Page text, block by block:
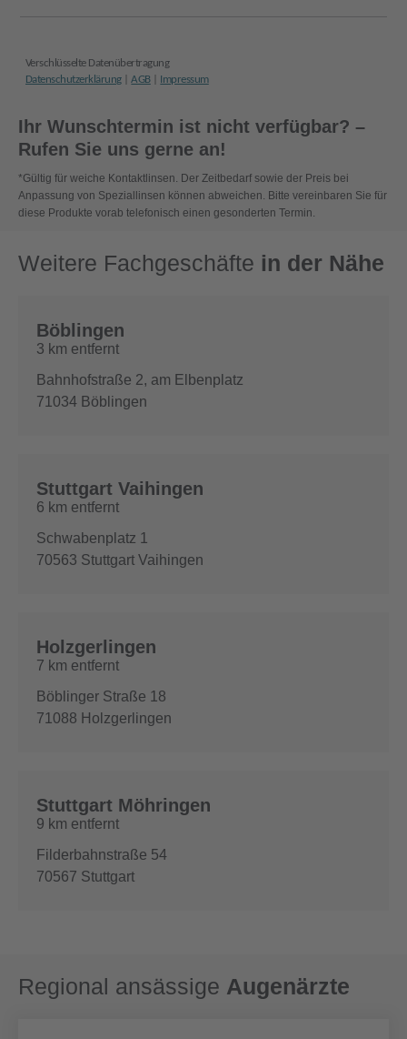
Ihr Wunschtermin ist nicht verfügbar? –
Rufen Sie uns gerne an!
*Gültig für weiche Kontaktlinsen. Der Zeitbedarf sowie der Preis bei
Anpassung von Speziallinsen können abweichen. Bitte vereinbaren Sie für
diese Produkte vorab telefonisch einen gesonderten Termin.
Weitere Fachgeschäfte in der Nähe
Böblingen
3 km entfernt
Bahnhofstraße 2, am Elbenplatz
71034 Böblingen
Stuttgart Vaihingen
6 km entfernt
Schwabenplatz 1
70563 Stuttgart Vaihingen
Holzgerlingen
7 km entfernt
Böblinger Straße 18
71088 Holzgerlingen
Stuttgart Möhringen
9 km entfernt
Filderbahnstraße 54
70567 Stuttgart
Regional ansässige Augenärzte